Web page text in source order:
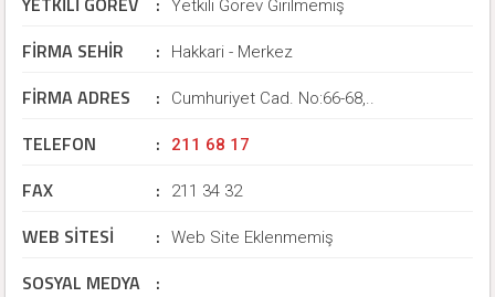
Yetkili Görev Girilmemiş
FİRMA SEHİR : Hakkari - Merkez
FİRMA ADRES : Cumhuriyet Cad. No:66-68,..
TELEFON : 211 68 17
FAX : 211 34 32
WEB SİTESİ : Web Site Eklenmemiş
SOSYAL MEDYA :